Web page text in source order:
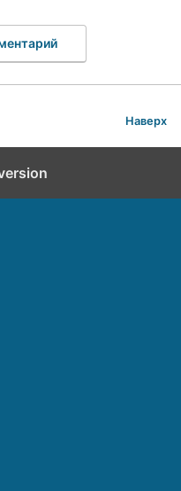
Наверх